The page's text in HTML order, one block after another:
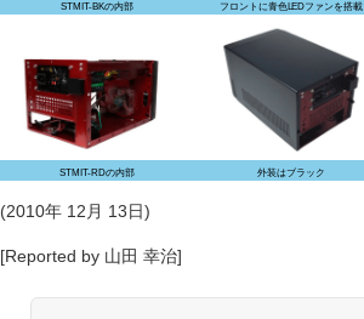
STMIT-BKの内部 フロントに青色LEDファンを搭載
STMIT-RDの内部 外装はブラック
(2010年 12月 13日)
[Reported by 山田 幸治]